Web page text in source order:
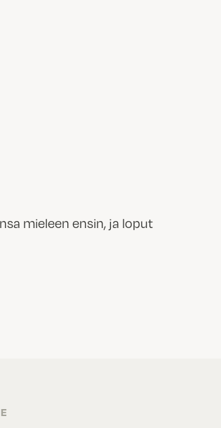
mieleen ensin, ja loput